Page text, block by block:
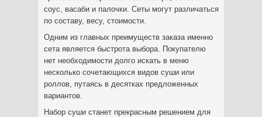
соус, васаби и палочки. Сеты могут различаться
по составу, весу, стоимости.
Одним из главных преимуществ заказа именно
сета является быстрота выбора. Покупателю
нет необходимости долго искать в меню
несколько сочетающихся видов суши или
роллов, путаясь в десятках предложенных
вариантов.
Набор суши станет прекрасным решением для